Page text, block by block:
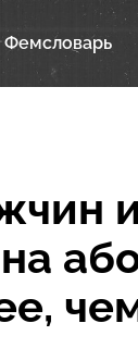
Фемсловарь